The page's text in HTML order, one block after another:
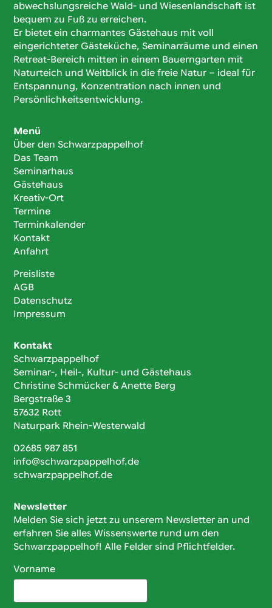
abwechslungsreiche Wald- und Wiesenlandschaft ist
bequem zu Fuß zu erreichen.
Er bietet ein charmantes Gästehaus mit voll
eingerichteter Gästeküche, Seminarräume und einen
Retreat-Bereich mitten in einem Bauerngarten mit
Naturteich und Weitblick in die freie Natur – ideal für
Entspannung, Konzentration nach innen und
Persönlichkeitsentwicklung.
Menü
Über den Schwarzpappelhof
Das Team
Seminarhaus
Gästehaus
Kreativ-Ort
Termine
Terminkalender
Kontakt
Anfahrt
Preisliste
AGB
Datenschutz
Impressum
Kontakt
Schwarzpappelhof
Seminar-, Heil-, Kultur- und Gästehaus
Christine Schmücker & Anette Berg
Bergstraße 3
57632 Rott
Naturpark Rhein-Westerwald
02685 987 851
info@schwarzpappelhof.de
schwarzpappelhof.de
Newsletter
Melden Sie sich jetzt zu unserem Newsletter an und
erfahren Sie alles Wissenswerte rund um den
Schwarzpappelhof! Alle Felder sind Pflichtfelder.
Vorname